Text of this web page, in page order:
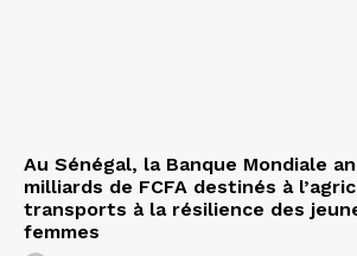
Au Sénégal, la Banque Mondiale
milliards de FCFA destinés à
transports à la résilience des
femmes